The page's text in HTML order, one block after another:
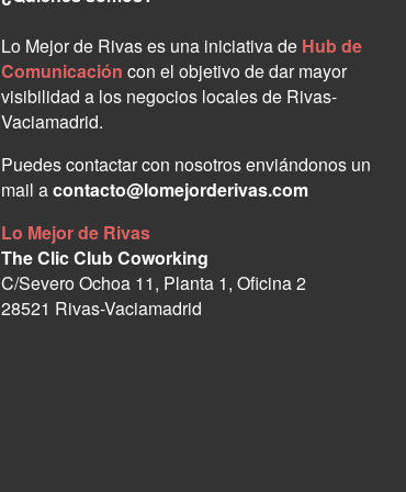
Lo Mejor de Rivas es una iniciativa de Hub de
Comunicación con el objetivo de dar mayor
visibilidad a los negocios locales de Rivas-
Vaciamadrid.
Puedes contactar con nosotros enviándonos un
mail acontacto@lomejorderivas.com
Lo Mejor de Rivas
The Clic Club Coworking
C/Severo Ochoa 11, Planta 1, Oficina 2
28521 Rivas-Vaciamadrid